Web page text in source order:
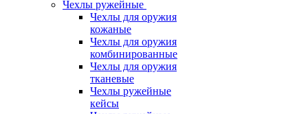
Чехлы ружейные
Чехлы для оружия
кожаные
Чехлы для оружия
комбинированные
Чехлы для оружия
тканевые
Чехлы ружейные
кейсы